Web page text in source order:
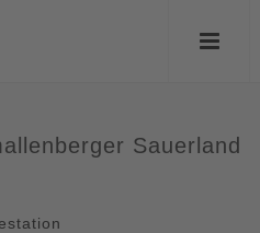
Sauerland